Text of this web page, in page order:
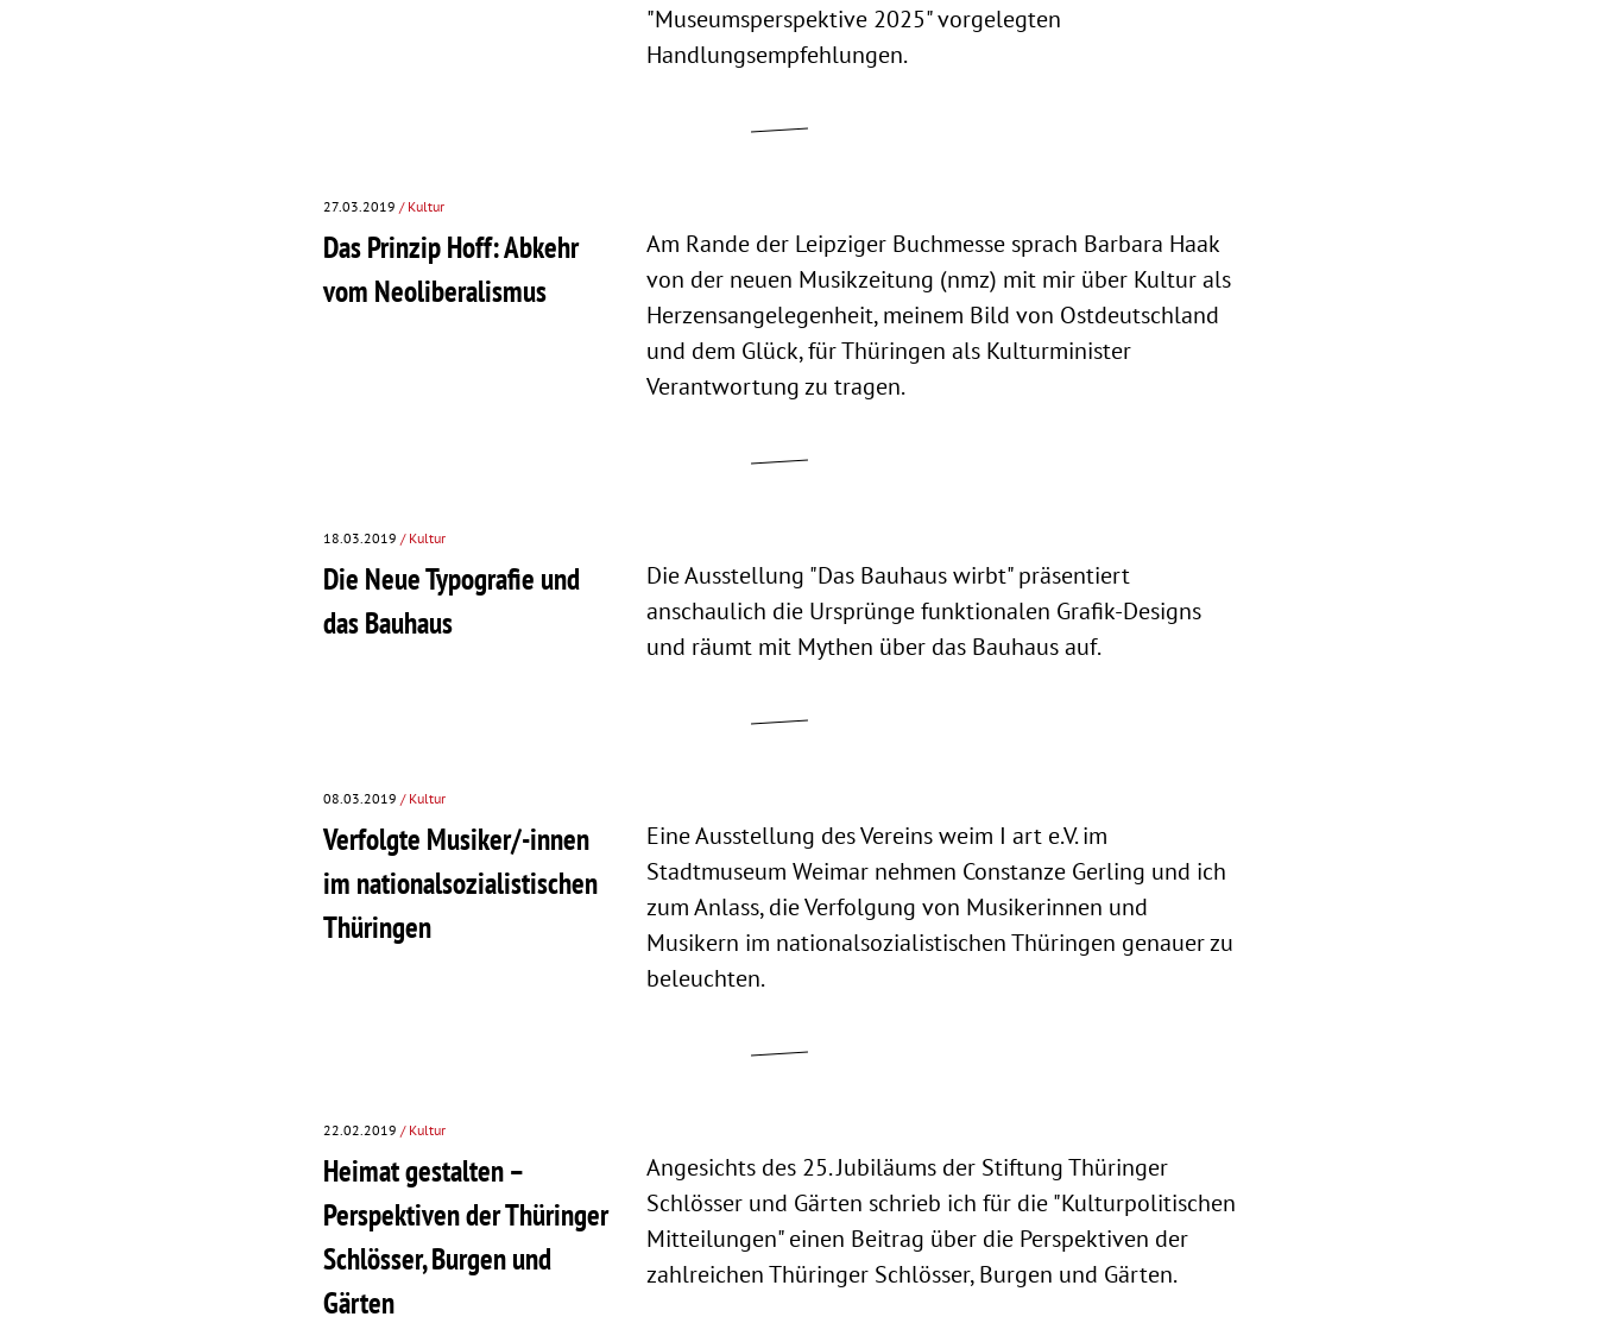
"Museumsperspektive 2025" vorgelegten
Handlungsempfehlungen.
27.03.2019 / Kultur
Das Prinzip Hoff: Abkehr
vom Neoliberalismus
Am Rande der Leipziger Buchmesse sprach Barbara Haak
von der neuen Musikzeitung (nmz) mit mir über Kultur als
Herzensangelegenheit, meinem Bild von Ostdeutschland
und dem Glück, für Thüringen als Kulturminister
Verantwortung zu tragen.
18.03.2019 / Kultur
Die Neue Typografie und
das Bauhaus
Die Ausstellung "Das Bauhaus wirbt" präsentiert
anschaulich die Ursprünge funktionalen Grafik-Designs
und räumt mit Mythen über das Bauhaus auf.
08.03.2019 / Kultur
Verfolgte Musiker/-innen
im nationalsozialistischen
Thüringen
Eine Ausstellung des Vereins weim I art e.V. im
Stadtmuseum Weimar nehmen Constanze Gerling und ich
zum Anlass, die Verfolgung von Musikerinnen und
Musikern im nationalsozialistischen Thüringen genauer zu
beleuchten.
22.02.2019 / Kultur
Heimat gestalten –
Perspektiven der Thüringer
Schlösser, Burgen und
Gärten
Angesichts des 25. Jubiläums der Stiftung Thüringer
Schlösser und Gärten schrieb ich für die "Kulturpolitischen
Mitteilungen" einen Beitrag über die Perspektiven der
zahlreichen Thüringer Schlösser, Burgen und Gärten.